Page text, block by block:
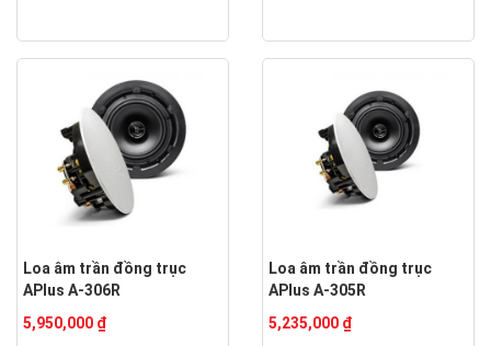
Loa âm trần đồng trục
APlus A-306R
5,950,000 ₫
Loa âm trần đồng trục
APlus A-305R
5,235,000 ₫